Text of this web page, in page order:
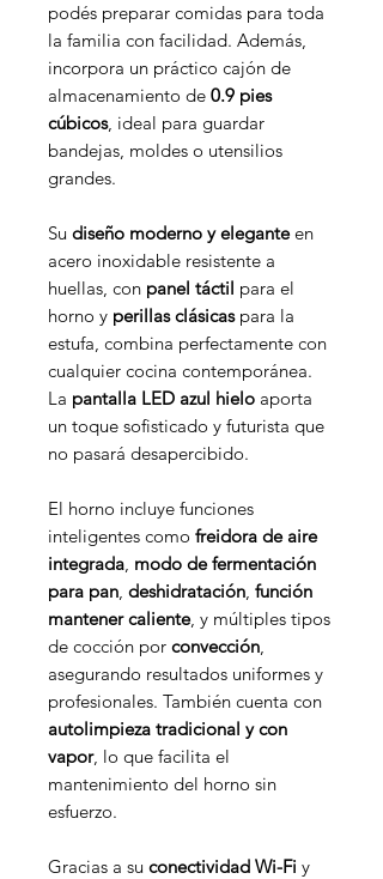
podés preparar comidas para toda
la familia con facilidad. Además,
incorpora un práctico cajón de
almacenamiento de 0.9 pies
cúbicos, ideal para guardar
bandejas, moldes o utensilios
grandes.
Su diseño moderno y eleganteen
acero inoxidable resistente a
huellas, con panel táctil para el
horno y perillas clásicaspara la
estufa, combina perfectamente con
cualquier cocina contemporánea.
La pantalla LED azul hielo aporta
un toque sofisticado y futurista que
no pasará desapercibido.
El horno incluye funciones
inteligentes como freidora de aire
integrada, modo de fermentación
para pan, deshidratación, función
mantener caliente, y múltiples tipos
de cocción por convección,
asegurando resultados uniformes y
profesionales. También cuenta con
autolimpieza tradicional y con
vapor, lo que facilita el
mantenimiento del horno sin
esfuerzo.
Gracias a su conectividad Wi-Fi y